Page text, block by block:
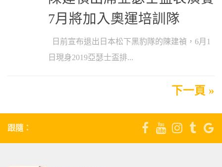
7月將加入奧運培訓隊
日前宣布退出日本松下黑豹隊的陳建禎，6月1
日現身2019亞瑟士盃排...
下一頁 »
跟隨：